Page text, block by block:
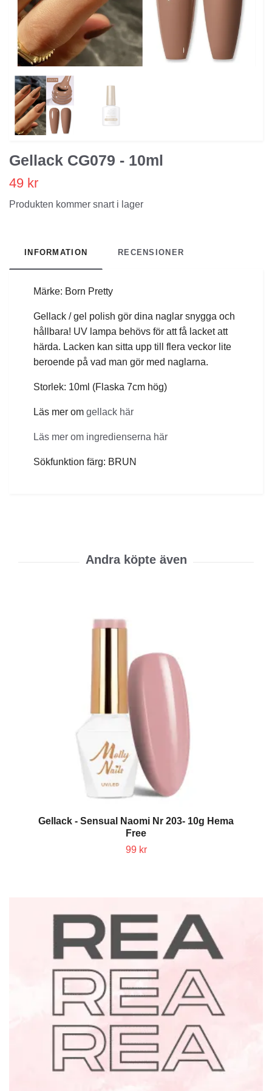
Gellack CG079 - 10ml
49 kr
Produkten kommer snart i lager
INFORMATION RECENSIONER
Märke: Born Pretty
Gellack / gel polish gör dina naglar snygga och
hållbara! UV lampa behövs för att få lacket att
härda. Lacken kan sitta upp till flera veckor lite
beroende på vad man gör med naglarna.
Storlek: 10ml (Flaska 7cm hög)
Läs mer om gellack här
Läs mer om ingredienserna här
Sökfunktion färg: BRUN
Gellack - Sensual Naomi Nr 203- 10g Hema
Free
99 kr